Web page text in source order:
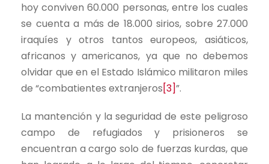
hoy conviven 60.000 personas, entre los cuales
se cuenta a más de 18.000 sirios, sobre 27.000
iraquíes y otros tantos europeos, asiáticos,
africanos y americanos, ya que no debemos
olvidar que en el Estado Islámico militaron miles
de “combatientes extranjeros[3]”.
La mantención y la seguridad de este peligroso
campo de refugiados y prisioneros se
encuentran a cargo solo de fuerzas kurdas, que